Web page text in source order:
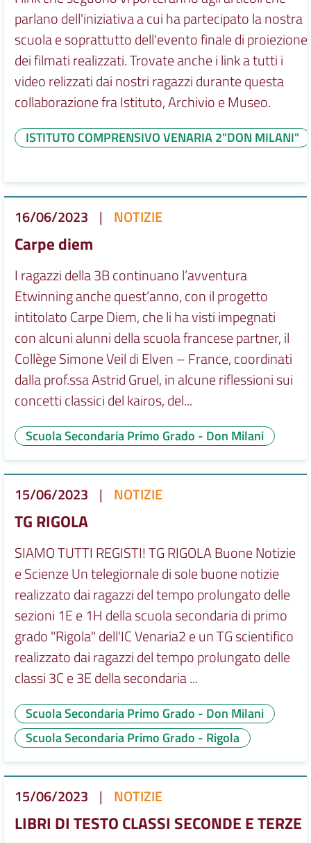
parlano dell'iniziativa a cui ha partecipato la nostra
scuola e soprattutto dell'evento finale di proiezione
dei filmati realizzati. Trovate anche i link a tutti i
video relizzati dai nostri ragazzi durante questa
collaborazione fra Istituto, Archivio e Museo.
ISTITUTO COMPRENSIVO VENARIA 2"DON MILANI"
16/06/2023 | NOTIZIE
Carpe diem
I ragazzi della 3B continuano l’avventura
Etwinning anche quest’anno, con il progetto
intitolato Carpe Diem, che li ha visti impegnati
con alcuni alunni della scuola francese partner, il
Collège Simone Veil di Elven – France, coordinati
dalla prof.ssa Astrid Gruel, in alcune riflessioni sui
concetti classici del kairos, del...
Scuola Secondaria Primo Grado - Don Milani
15/06/2023 | NOTIZIE
TG RIGOLA
SIAMO TUTTI REGISTI! TG RIGOLA Buone Notizie
e Scienze Un telegiornale di sole buone notizie
realizzato dai ragazzi del tempo prolungato delle
sezioni 1E e 1H della scuola secondaria di primo
grado "Rigola" dell'IC Venaria2 e un TG scientifico
realizzato dai ragazzi del tempo prolungato delle
classi 3C e 3E della secondaria ...
Scuola Secondaria Primo Grado - Don Milani
Scuola Secondaria Primo Grado - Rigola
15/06/2023 | NOTIZIE
LIBRI DI TESTO CLASSI SECONDE E TERZE